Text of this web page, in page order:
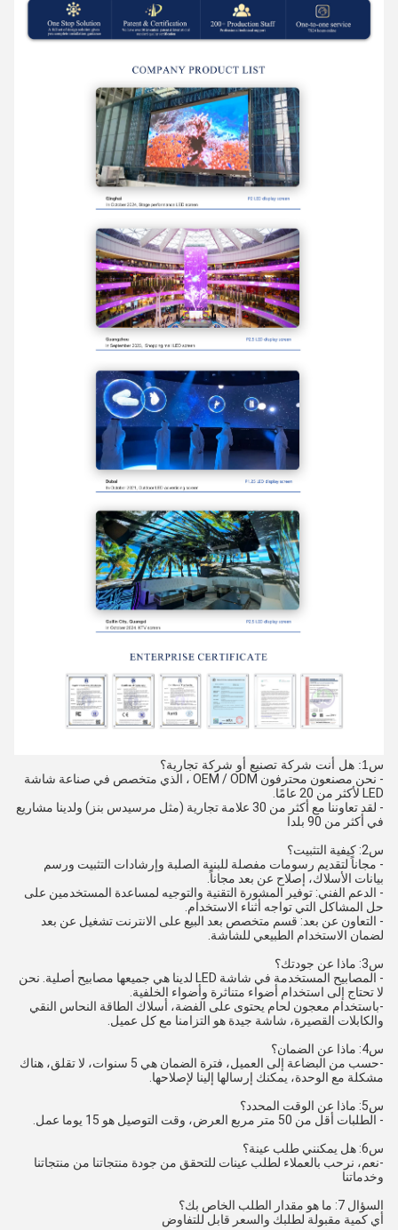
س1: هل أنت شركة تصنيع أو شركة تجارية؟
- نحن مصنعون محترفون OEM / ODM ، الذي متخصص في صناعة شاشة
LED لأكثر من 20 عامًا.
- لقد تعاوننا مع أكثر من 30 علامة تجارية (مثل مرسيدس بنز) ولدينا مشاريع
في أكثر من 90 بلدا
س2: كيفية التثبيت؟
- مجاناً لتقديم رسومات مفصلة للبنية الصلبة وإرشادات التثبيت ورسم
بيانات الأسلاك، إصلاح عن بعد مجاناً.
- الدعم الفني: توفير المشورة التقنية والتوجيه لمساعدة المستخدمين على
حل المشاكل التي تواجه أثناء الاستخدام.
- التعاون عن بعد: قسم متخصص بعد البيع على الانترنت تشغيل عن بعد
لضمان الاستخدام الطبيعي للشاشة.
س3: ماذا عن جودتك؟
- المصابيح المستخدمة في شاشة LED لدينا هي جميعها مصابيح أصلية. نحن
لا تحتاج إلى استخدام أضواء متناثرة وأضواء الخلفية.
-باستخدام معجون لحام يحتوى على الفضة، أسلاك الطاقة النحاس النقي
والكابلات القصيرة، شاشة جيدة هو التزامنا مع كل عميل.
س4: ماذا عن الضمان؟
-حسب من البضاعة إلى العميل، فترة الضمان هي 5 سنوات، لا تقلق، هناك
مشكلة مع الوحدة، يمكنك إرسالها إلينا لإصلاحها.
س5: ماذا عن الوقت المحدد؟
- الطلبات أقل من 50 متر مربع العرض، وقت التوصيل هو 15 يوما عمل.
س6: هل يمكنني طلب عينة؟
-نعم، نرحب بالعملاء لطلب عينات للتحقق من جودة منتجاتنا من منتجاتنا
وخدماتنا
السؤال 7: ما هو مقدار الطلب الخاص بك؟
أي كمية مقبولة لطلبك والسعر قابل للتفاوض